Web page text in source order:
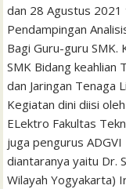
dan 28 Agustus 2021
Pendampingan
Bagi Guru-guru SMK.
SMK Bidang
dan Jaringan Tenaga
Kegiatan dini diisi
ELektro Fakultas
juga pengurus
diantaranya yaitu Dr.
Wilayah Yogyakarta)